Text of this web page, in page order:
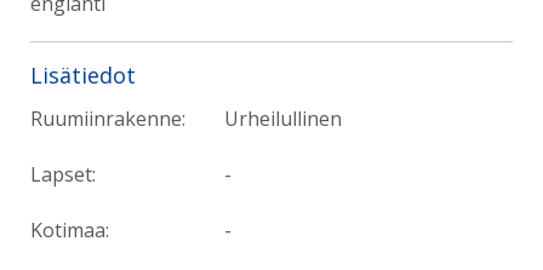
Lisätiedot
Ruumiinrakenne: Urheilullinen
Lapset: -
Kotimaa: -